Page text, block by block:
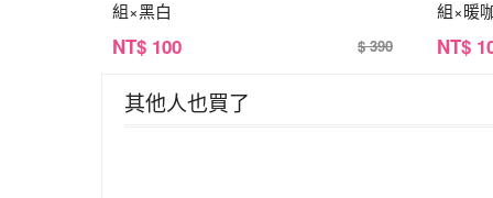
組×黑白
NT$ 100 $ 390
組×暖
NT$
其他人也買了